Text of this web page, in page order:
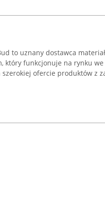
to uznany dostawca
funkcjonuje na rynku we
ofercie produktów z